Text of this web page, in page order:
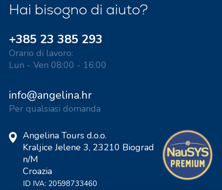
Hai bisogno di aiuto?
+385 23 385 293
Orario di lavoro:
Lun - Ven 08:00 - 16:00
info@angelina.hr
Per qualsiasi domanda
Angelina Tours d.o.o.
Kraljice Jelene 3, 23210 Biograd
n/M
Croazia
ID IVA: 20598733460